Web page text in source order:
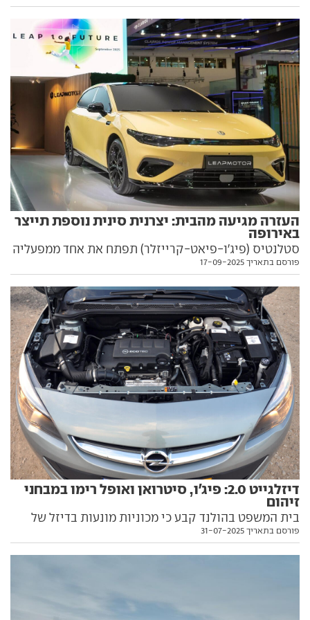
העזרה מגיעה מהבית: יצרנית סינית נוספת תייצר
באירופה
סטלנטיס (פיג'ו-פיאט-קרייזלר) תפתח את אחד ממפעליה
בספרד לטובת ייצור מכוניות ליפמוטור הסינית, במטרה
פורסם בתאריך 17-09-2025
דיזלגייט 2.0: פיג'ו, סיטרואן ואופל רימו במבחני
זיהום
בית המשפט בהולנד קבע כי מכוניות מונעות בדיזל של
קונצרן PSA הכילו תוכנה שנועדה להונאה במבחני פליטה.
פורסם בתאריך 31-07-2025